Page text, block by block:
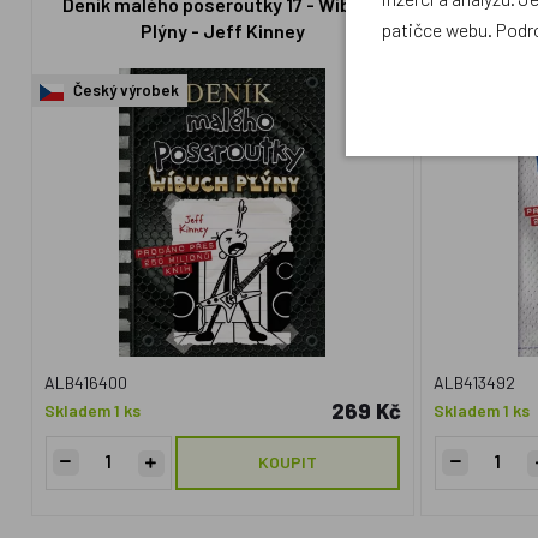
Plýny - Jeff Kinney
Český výrobek
ALB416400
Skladem 1 ks
269 Kč
KOUPIT
ALB413492
Skladem 1 ks
patičce webu.